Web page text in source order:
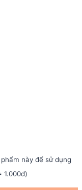
này để sử dụng
1.000đ)